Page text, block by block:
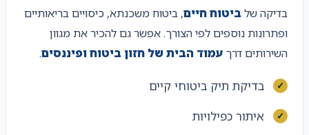
בדיקה שלביטוח חיים, ביטוח משכנתא, כיסויים בריאותיים
ופתרונות נוספים לפי הצורך. אפשר גם להכיר את מגוון
השירותים דרך עמוד הבית של חזון ביטוח ופיננסים.
בדיקת תיק ביטוחי קיים
איתור כפילויות